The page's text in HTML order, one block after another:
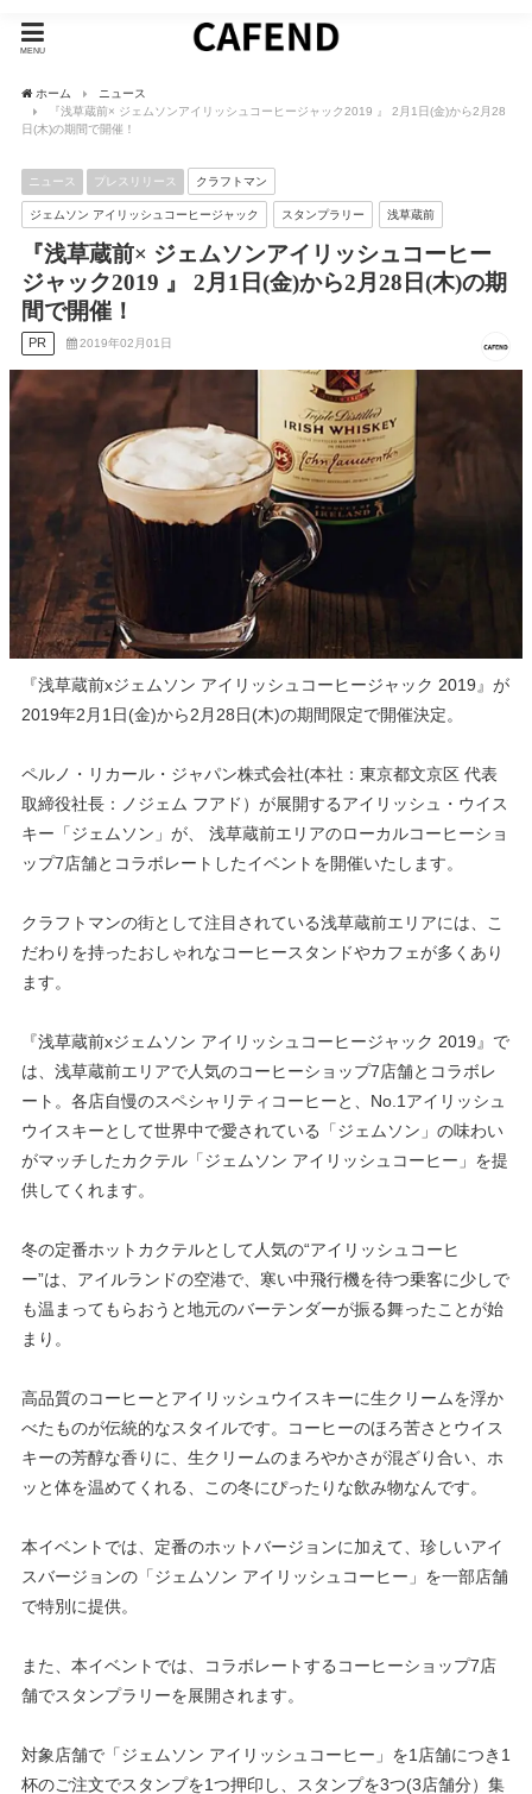
MENU
ホーム
ニュース
『浅草蔵前× ジェムソンアイリッシュコーヒージャック2019 』 2月1日(金)から2月28
日(木)の期間で開催！
ニュース プレスリリース クラフトマン
ジェムソン アイリッシュコーヒージャック スタンプラリー 浅草蔵前
『浅草蔵前× ジェムソンアイリッシュコーヒー
ジャック2019 』 2月1日(金)から2月28日(木)の期
間で開催！
PR 2019年02月01日
『浅草蔵前xジェムソン アイリッシュコーヒージャック 2019 』が
2019年2 月 1 日 (金)から 2 月 28 日 (木)の期間限定で開催決定。
ペルノ・リカール・ジャパン株式会社(本社：東京都文京区 代表
取締役社長：ノジェム フアド）が展開するアイリッシュ・ウイス
キー「ジェムソン」が、 浅草蔵前エリアのローカルコーヒーショ
ップ7 店舗とコラボレートしたイベントを開催いたします。
クラフトマンの街として注目されている浅草蔵前エリアには、こ
だわりを持ったおしゃれなコーヒースタンドやカフェが多くあり
ます。
『浅草蔵前xジェムソン アイリッシュコーヒージャック 2019 』で
は、浅草蔵前エリアで人気のコーヒーショップ7 店舗とコラボレ
ート。各店自慢のスペシャリティコーヒーと、 No.1 アイリッシュ
ウイスキーとして世界中で愛されている「ジェムソン」の味わい
がマッチしたカクテル「ジェムソン アイリッシュコーヒー」を提
供してくれます。
冬の定番ホットカクテルとして人気の“アイリッシュコーヒ
ー”は、アイルランドの空港で、寒い中飛行機を待つ乗客に少しで
も温まってもらおうと地元のバーテンダーが振る舞ったことが始
まり。
高品質のコーヒーとアイリッシュウイスキーに生クリームを浮か
べたものが伝統的なスタイルです。コーヒーのほろ苦さとウイス
キーの芳醇な香りに、生クリームのまろやかさが混ざり合い、ホ
ッと体を温めてくれる、この冬にぴったりな飲み物なんです。
本イベントでは、定番のホットバージョンに加えて、珍しいアイ
スバージョンの「ジェムソン アイリッシュコーヒー」を一部店舗
で特別に提供。
また、本イベントでは、コラボレートするコーヒーショップ7 店
舗でスタンプラリーを展開されます。
対象店舗で「ジェムソン アイリッシュコーヒー」を1 店舗につき 1
杯のご注文でスタンプを1 つ押印し、スタンプを3つ(3 店舗分）集